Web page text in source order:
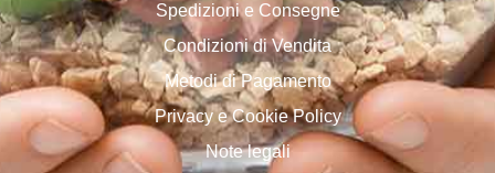
Spedizioni e Consegne
Condizioni di Vendita
Metodi di Pagamento
Privacy e Cookie Policy
Note legali